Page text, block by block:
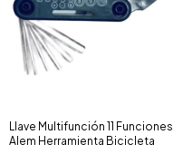
Llave Multifunción 11 Funciones
Alem Herramienta Bicicleta